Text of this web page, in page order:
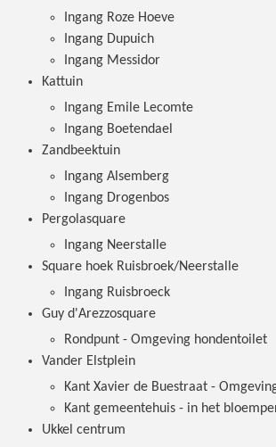
Ingang Roze Hoeve
Ingang Dupuich
Ingang Messidor
Kattuin
Ingang Emile Lecomte
Ingang Boetendael
Zandbeektuin
Ingang Alsemberg
Ingang Drogenbos
Pergolasquare
Ingang Neerstalle
Square hoek Ruisbroek/Neerstalle
Ingang Ruisbroeck
Guy d'Arezzosquare
Rondpunt - Omgeving hondentoilet
Vander Elstplein
Kant Xavier de Buestraat -
Kant gemeentehuis - in het
Ukkel centrum